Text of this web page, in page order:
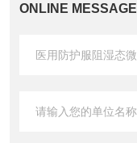
ONLINE MESSAGE